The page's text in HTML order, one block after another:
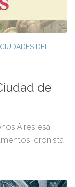
DEL
de
Aires esa
cronista